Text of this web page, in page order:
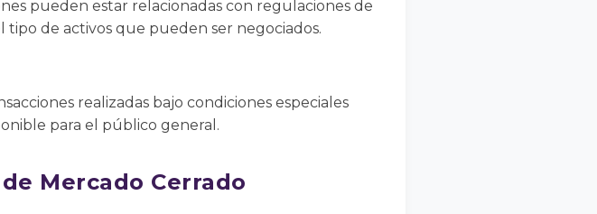
pueden estar relacionadas con regulaciones de
de activos que pueden ser negociados.
realizadas bajo condiciones especiales
para el público general.
Mercado Cerrado